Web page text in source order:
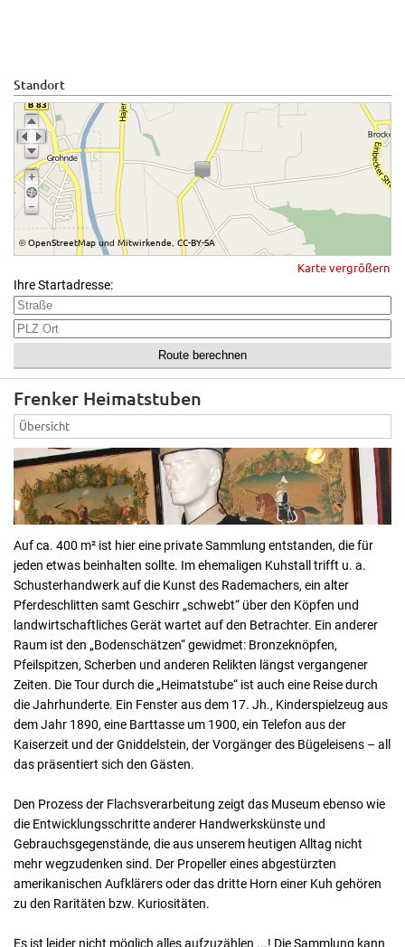
Standort
©OpenStreetMapund Mitwirkende CC-BY-SA
Karte vergrößern
Ihre Startadresse:
Frenker Heimatstuben
Übersicht
Auf ca. 400 m² ist hier eine private Sammlung entstanden, die für
jeden etwas beinhalten sollte. Im ehemaligen Kuhstall trifft u. a.
Schusterhandwerk auf die Kunst des Rademachers, ein alter
Pferdeschlitten samt Geschirr „schwebt“ über den Köpfen und
landwirtschaftliches Gerät wartet auf den Betrachter. Ein anderer
Raum ist den „Bodenschätzen“ gewidmet: Bronzeknöpfen,
Pfeilspitzen, Scherben und anderen Relikten längst vergangener
Zeiten. Die Tour durch die „Heimatstube“ ist auch eine Reise durch
die Jahrhunderte. Ein Fenster aus dem 17. Jh., Kinderspielzeug aus
dem Jahr 1890, eine Barttasse um 1900, ein Telefon aus der
Kaiserzeit und der Gniddelstein, der Vorgänger des Bügeleisens – all
das präsentiert sich den Gästen.
Den Prozess der Flachsverarbeitung zeigt das Museum ebenso wie
die Entwicklungsschritte anderer Handwerkskünste und
Gebrauchsgegenstände, die aus unserem heutigen Alltag nicht
mehr wegzudenken sind. Der Propeller eines abgestürzten
amerikanischen Aufklärers oder das dritte Horn einer Kuh gehören
zu den Raritäten bzw. Kuriositäten.
Es ist leider nicht möglich alles aufzuzählen ...! Die Sammlung kann